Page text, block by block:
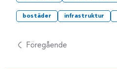
bostäder infrastruktur
Föregående